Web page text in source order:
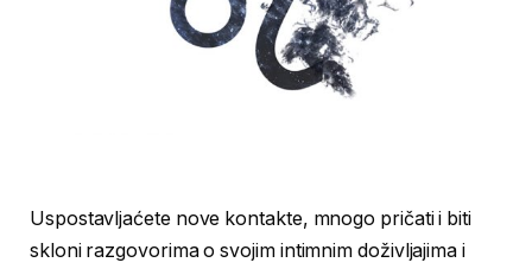
Uspostavljaćete nove kontakte, mnogo pričati i biti
skloni razgovorima o svojim intimnim doživljajima i